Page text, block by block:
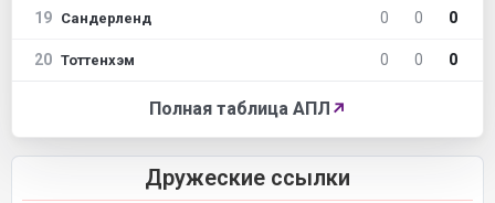
19 Сандерленд 0 0 0
20 Тоттенхэм 0 0 0
Полная таблица АПЛ ↗
Дружеские ссылки